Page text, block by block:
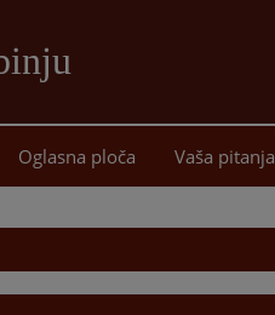
sadržaj
Oglasna ploča Vaša pitanja